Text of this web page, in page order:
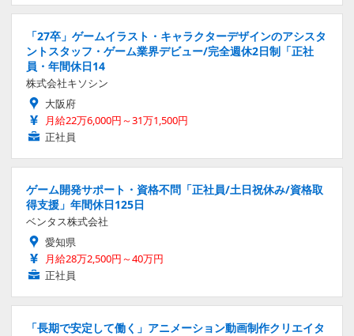
「27卒」ゲームイラスト・キャラクターデザインのアシスタ
ントスタッフ・ゲーム業界デビュー/完全週休2日制「正社
員・年間休日14
株式会社キソシン
大阪府
月給22万6,000円～31万1,500円
正社員
ゲーム開発サポート・資格不問「正社員/土日祝休み/資格取
得支援」年間休日125日
ベンタス株式会社
愛知県
月給28万2,500円～40万円
正社員
「長期で安定して働く」アニメーション動画制作クリエイタ